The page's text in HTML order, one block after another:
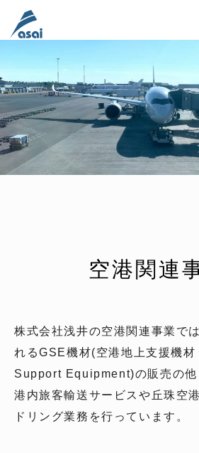
空港関連
株式会社浅井の空港関連事業で
れるGSE機材(空港地上支援機
Support Equipment)の販売の他
港内旅客輸送サービスや丘珠空
ドリング業務を行っています。